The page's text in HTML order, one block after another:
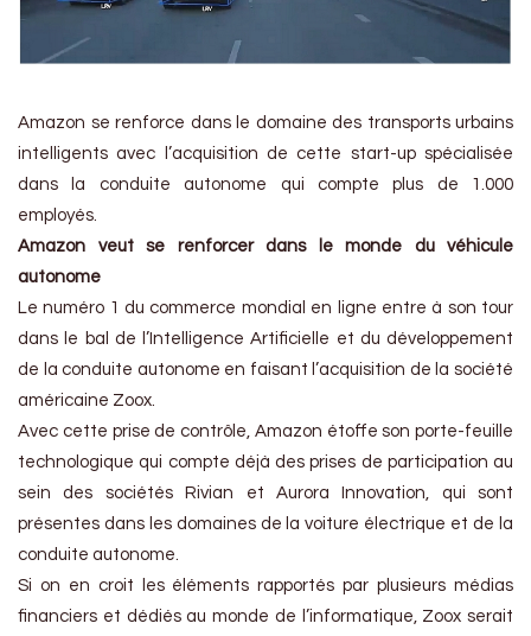
Amazon se renforce dans le domaine des transports urbains
intelligents avec l’acquisition de cette start-up spécialisée
dans la conduite autonome qui compte plus de 1.000
employés.
Amazon veut se renforcer dans le monde du véhicule
autonome
Le numéro 1 du commerce mondial en ligne entre à son tour
dans le bal de l’Intelligence Artificielle et du développement
de la conduite autonome en faisant l’acquisition de la société
américaine Zoox.
Avec cette prise de contrôle, Amazon étoffe son porte-feuille
technologique qui compte déjà des prises de participation au
sein des sociétés Rivian et Aurora Innovation, qui sont
présentes dans les domaines de la voiture électrique et de la
conduite autonome.
Si on en croit les éléments rapportés par plusieurs médias
financiers et dédiés au monde de l’informatique, Zoox serait